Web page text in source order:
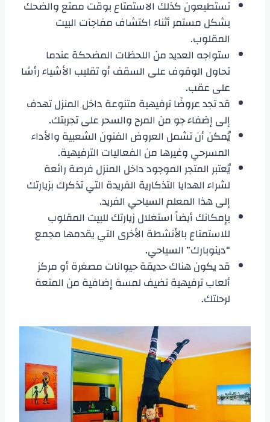
تستطيعون كذلك الاستمتاع بوقت ممتع والضحك
بشكل مستمر أثناء اكتشاف مفاجآت البيت
المقلوب.
ستواجه العديد من اللحظات المضحكة عندما
تحاول الوقوف على السقف أو تقليب الأشياء رأسًا
على عقب.
قد تجد عروضًا ترفيهية متنوعة داخل المنزل تهدف
إلى إضفاء جو من المرح والسحر على تجربتك.
يُمكن أن تشمل العروض الفنون الشعبية والأداء
المسرحي وغيرها من الفعاليات الترفيهية.
يُعتبر المتجر الموجود داخل المنزل فرصة رائعة
لشراء الهدايا التذكارية الفريدة التي تذكرك بزيارتك
إلى هذا المعلم السياحي الفريد.
بإمكانك أيضاً استغلال زيارتك للبيت المقلوب
للاستمتاع بالأنشطة الأخرى التي يقدمها مجمع
“دينوبارك” السياحي.
قد يكون هناك حديقة حيوانات مصغرة أو مركز
ألعاب ترفيهية تضيف لمسة إضافية من المتعة
لرحلتك.